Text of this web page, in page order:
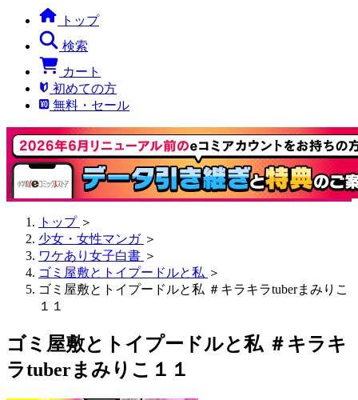
トップ
検索
カート
初めての方
無料・セール
トップ ＞
少女・女性マンガ ＞
ワケあり女子白書 ＞
ゴミ屋敷とトイプードルと私 ＞
ゴミ屋敷とトイプードルと私 ＃キラキラtuberまみりこ
１１
ゴミ屋敷とトイプードルと私 ＃キラキ
ラtuberまみりこ１１